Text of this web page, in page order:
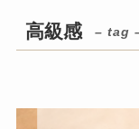
高級感 – tag